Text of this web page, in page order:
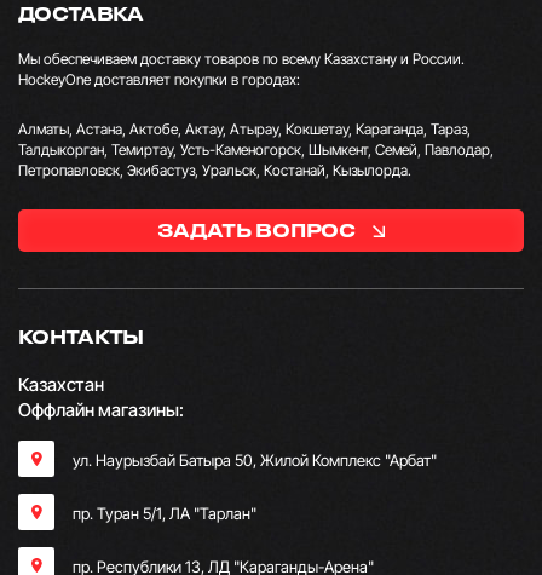
КОНТАКТЫ
Казахстан
Оффлайн магазины:
ул. Наурызбай Батыра 50, Жилой Комплекс "Арбат"
пр. Туран 5/1, ЛА "Тарлан"
пр. Республики 13, ​ЛД "Караганды-Арена"
ДОСТАВКА
Мы обеспечиваем доставку товаров по всему Казахстану и России.
HockeyOne доставляет покупки в городах:
Алматы, Астана, Актобе, Актау, Атырау, Кокшетау, Караганда, Тараз,
Талдыкорган, Темиртау, Усть-Каменогорск, Шымкент, Семей, Павлодар,
Петропавловск, Экибастуз, Уральск, Костанай, Кызылорда.
ЗАДАТЬ ВОПРОС